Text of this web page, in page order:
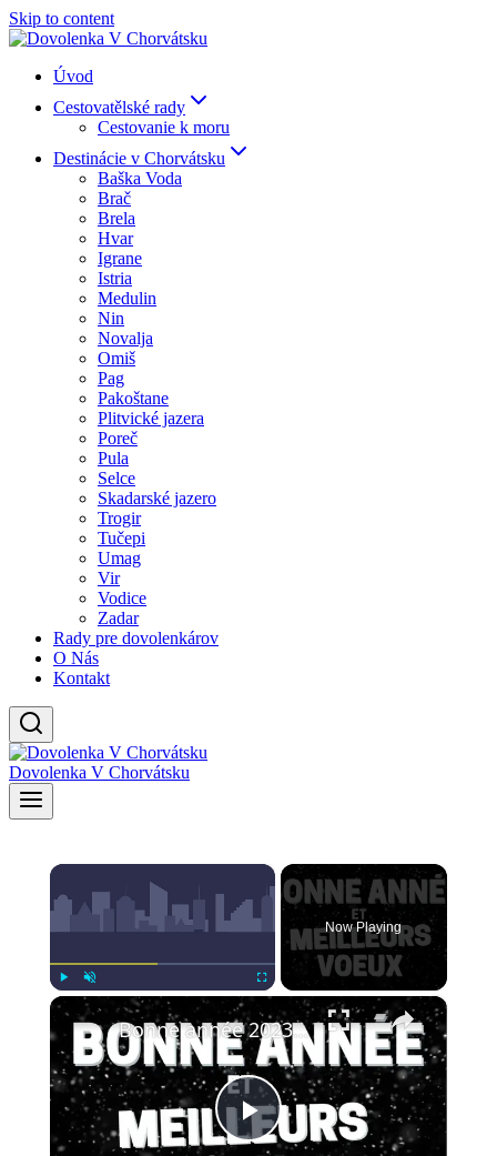
Skip to content
Úvod
Cestovatělské rady
Cestovanie k moru
Destinácie v Chorvátsku
Baška Voda
Brač
Brela
Hvar
Igrane
Istria
Medulin
Nin
Novalja
Omiš
Pag
Pakoštane
Plitvické jazera
Poreč
Pula
Selce
Skadarské jazero
Trogir
Tučepi
Umag
Vir
Vodice
Zadar
Rady pre dovolenkárov
O Nás
Kontakt
Dovolenka V Chorvátsku
×
Unmute Fullscreen
Now Playing
×
Play
Bonne année 2023 - Jolie carte virtuelle